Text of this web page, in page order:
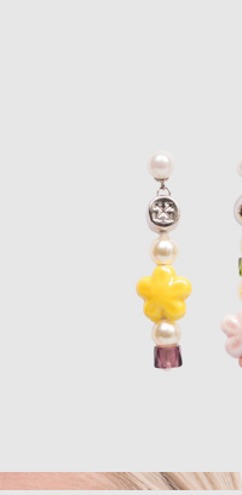
Off-White